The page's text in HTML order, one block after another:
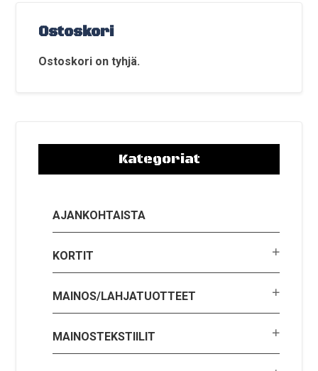
Ostoskori
Ostoskori on tyhjä.
Kategoriat
AJANKOHTAISTA
KORTIT
MAINOS/LAHJATUOTTEET
MAINOSTEKSTIILIT